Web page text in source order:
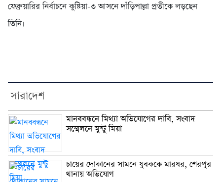
ফেব্রুয়ারির নির্বাচনে কুষ্টিয়া-৩ আসনে দাঁড়িপাল্লা প্রতীকে লড়ছেন
তিনি।
সারাদেশ
মানববন্ধনে মিথ্যা অভিযোগের দাবি, সংবাদ
সম্মেলনে মুন্টু মিয়া
চায়ের দোকানের সামনে যুবককে মারধর, শেরপুর
থানায় অভিযোগ